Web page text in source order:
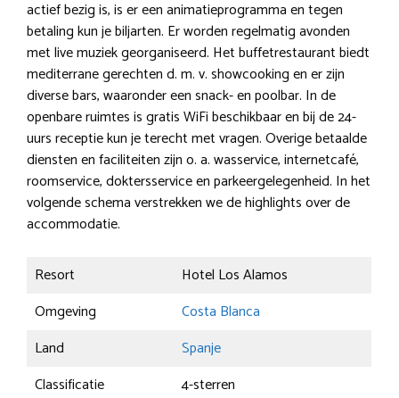
actief bezig is, is er een animatieprogramma en tegen
betaling kun je biljarten. Er worden regelmatig avonden
met live muziek georganiseerd. Het buffetrestaurant biedt
mediterrane gerechten d. m. v. showcooking en er zijn
diverse bars, waaronder een snack- en poolbar. In de
openbare ruimtes is gratis WiFi beschikbaar en bij de 24-
uurs receptie kun je terecht met vragen. Overige betaalde
diensten en faciliteiten zijn o. a. wasservice, internetcafé,
roomservice, doktersservice en parkeergelegenheid. In het
volgende schema verstrekken we de highlights over de
accommodatie.
Resort
Hotel Los Alamos
Omgeving
Costa Blanca
Land
Spanje
Classificatie
4-sterren